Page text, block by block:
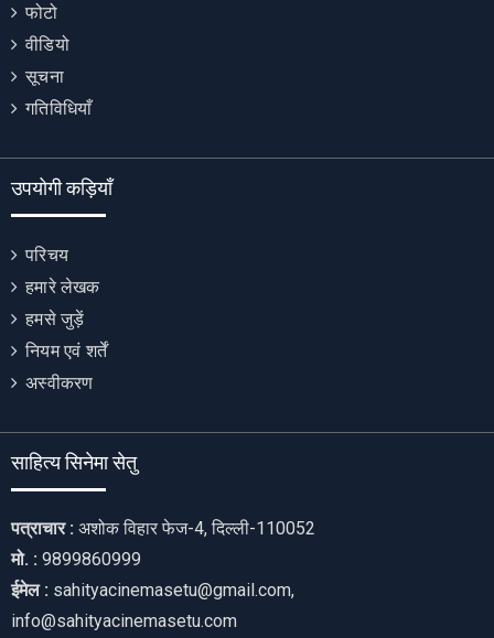
फोटो
वीडियो
सूचना
गतिविधियाँ
उपयोगी कड़ियाँ
परिचय
हमारे लेखक
हमसे जुड़ें
नियम एवं शर्तें
अस्वीकरण
साहित्य सिनेमा सेतु
पत्राचार : अशोक विहार फेज-4, दिल्ली-110052
मो. : 9899860999
ईमेल : sahityacinemasetu@gmail.com,
info@sahityacinemasetu.com